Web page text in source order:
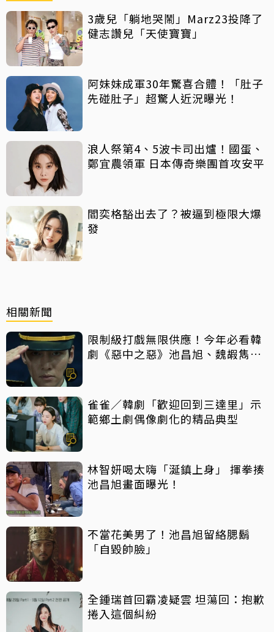
3歲兒「躺地哭鬧」Marz23投降了
健志讚兒「天使寶寶」
阿妹妹成軍30年驚喜合體！「肚子
先碰肚子」超驚人近況曝光！
浪人祭第4、5波卡司出爐！國蛋、
鄭宜農領軍 日本傳奇樂團首攻安平
閻奕格豁出去了？被逼到極限大爆
發
相關新聞
限制級打戲無限供應！今年必看韓
劇《惡中之惡》池昌旭、魏嘏雋打
雀雀／韓劇「歡迎回到三達里」示
範鄉土劇偶像劇化的精品典型
林智妍喝太嗨「涎鎮上身」 揮拳揍
池昌旭畫面曝光！
不當花美男了！池昌旭留絡腮鬍
「自毀帥臉」
全鍾瑞首回霸凌疑雲 坦蕩回：抱歉
捲入這個糾紛